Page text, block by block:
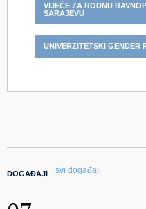
VIJEĆE ZA RODNU
SARAJEVU
UNIVERZITETSKI GENDER
DOGAĐAJI svi događaji